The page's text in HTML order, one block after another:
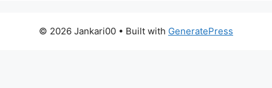
© 2026 Jankari00 • Built with GeneratePress